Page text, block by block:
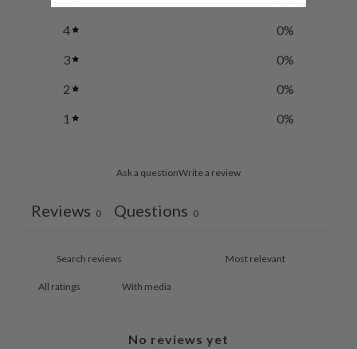
4
0%
3
0%
2
0%
1
0%
Ask a questionWrite a review
Reviews 0 Questions 0
With media
No reviews yet